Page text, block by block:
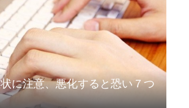
に注意、悪化すると恐い７つ